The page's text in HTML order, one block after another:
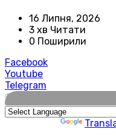
16 Липня, 2026
3 хв Читати
0 Поширили
Facebook
Youtube
Telegram
🌍